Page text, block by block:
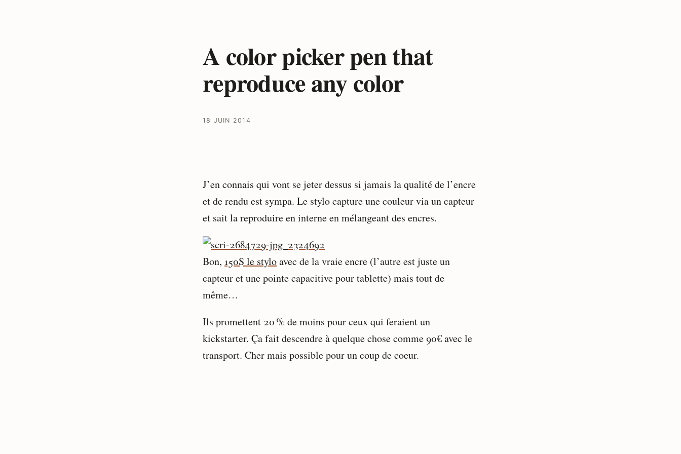
A color picker pen that
reproduce any color
18 JUIN 2014
J’en connais qui vont se jeter dessus si jamais la qualité de l’encre
et de rendu est sympa. Le stylo capture une couleur via un capteur
et sait la reproduire en interne en mélangeant des encres.
Bon, 150$ le styloavec de la vraie encre (l’autre est juste un
capteur et une pointe capacitive pour tablette) mais tout de
même…
Ils promettent 20 % de moins pour ceux qui feraient un
kickstarter. Ça fait descendre à quelque chose comme 90€ avec le
transport. Cher mais possible pour un coup de coeur.